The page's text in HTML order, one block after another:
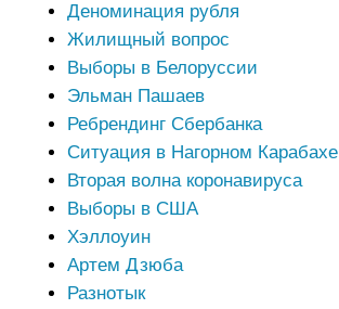
Деноминация рубля
Жилищный вопрос
Выборы в Белоруссии
Эльман Пашаев
Ребрендинг Сбербанка
Ситуация в Нагорном Карабахе
Вторая волна коронавируса
Выборы в США
Хэллоуин
Артем Дзюба
Разнотык